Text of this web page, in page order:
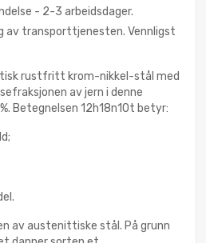
- 2-3 arbeidsdager.
av transporttjenesten. Vennligst
rustfritt krom-nikkel-stål med
av jern i denne
Betegnelsen 12h18n10t betyr:
av austenittiske stål. På grunn